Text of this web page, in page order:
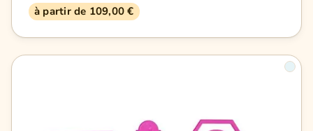
à partir de 109,00 €